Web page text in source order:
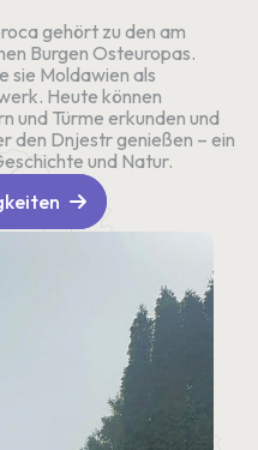
gehört zu den am
Burgen Osteuropas.
sie Moldawien als
Heute können
und Türme erkunden und
den Dnjestr genießen – ein
und Natur.